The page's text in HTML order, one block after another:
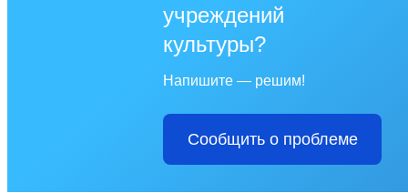
учреждений
культуры?
Напишите — решим!
Сообщить о проблеме